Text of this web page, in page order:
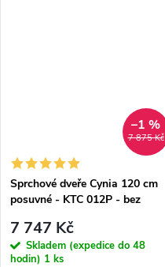
7 875 Kč
–1 %
Sprchové dveře Cynia 120 cm
posuvné - KTC 012P - bez
7 747 Kč
Skladem (expedice do 48
hodin) 1 ks